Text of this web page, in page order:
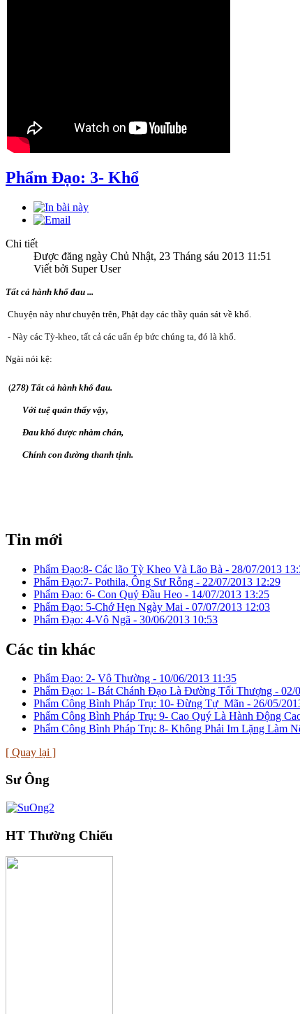
Phẩm Ðạo: 3- Khổ
Chi tiết
Được đăng ngày Chủ Nhật, 23 Tháng sáu 2013 11:51
Viết bởi Super User
Tất cả hành khổ đau ...
Chuyện này như chuyện trên, Phật dạy các thầy quán sát về khổ.
- Này các Tỳ-kheo, tất cả các uẩn ép bức chúng ta, đó là khổ.
Ngài nói kệ:
(278) Tất cả hành khổ đau.
Với tuệ quán thấy vậy,
Ðau khổ được nhàm chán,
Chính con đường thanh tịnh.
Tin mới
Phẩm Ðạo:8- Các lão Tỳ Kheo Và Lão Bà - 28/07/2013
Phẩm Ðạo:7- Pothila, Ông Sư Rỗng - 22/07/2013 12:29
Phẩm Ðạo: 6- Con Quỷ Ðầu Heo - 14/07/2013 13:25
Phẩm Ðạo: 5-Chớ Hẹn Ngày Mai - 07/07/2013 12:03
Phẩm Ðạo: 4-Vô Ngã - 30/06/2013 10:53
Các tin khác
Phẩm Ðạo: 2- Vô Thường - 10/06/2013 11:35
Phẩm Ðạo: 1- Bát Chánh Ðạo Là Ðường Tối Thượng - 02/
Phẩm Công Bình Pháp Trụ: 10- Ðừng Tự Mãn - 26/05/
Phẩm Công Bình Pháp Trụ: 9- Cao Quý Là Hành Ðộng
Phẩm Công Bình Pháp Trụ: 8- Không Phải Im Lặng Làm
[ Quay lại ]
Sư Ông
HT Thường Chiếu